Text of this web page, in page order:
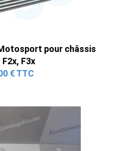
pour châssis
F2x, F3x
€ TTC